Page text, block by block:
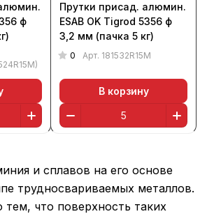
ф
Прутки присад. алюмин.
ESAB OK Tigrod 5356 ф
3,2 мм (пачка 5 кг)
0 Арт. 181532R15M
В корзину
и сплавов на его основе
трудносвариваемых металлов.
тем, что поверхность таких